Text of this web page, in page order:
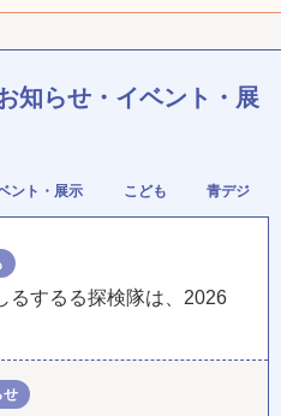
知らせ・イベント・展
ント・展示 こども 青デジ
るするる探検隊は、2026
せ